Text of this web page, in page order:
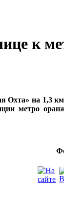
к
на 1,3
метро